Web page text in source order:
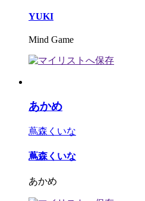
YUKI
Mind Game
あかめ
蔦森くいな
蔦森くいな
あかめ